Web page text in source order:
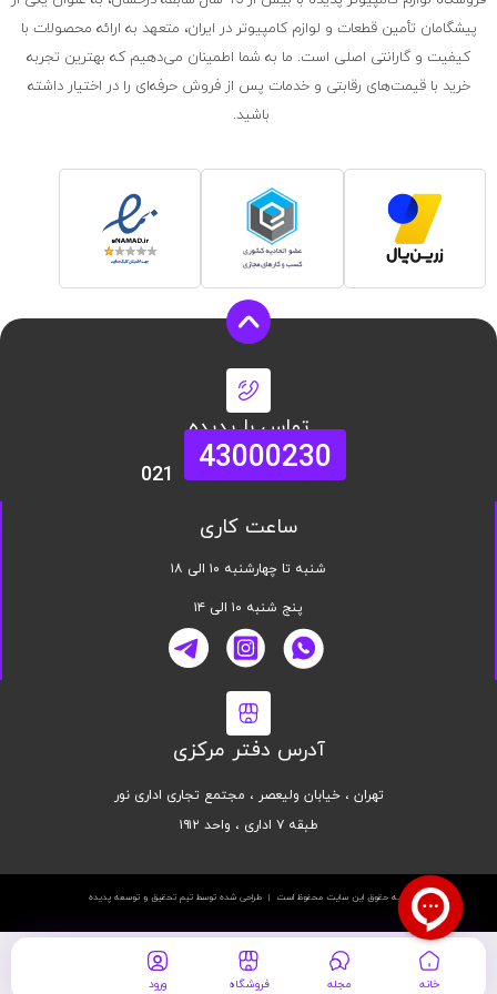
پیشگامان تأمین قطعات و لوازم کامپیوتر در ایران، متعهد به ارائه محصولات با
کیفیت و گارانتی اصلی است. ما به شما اطمینان می‌دهیم که بهترین تجربه
خرید با قیمت‌های رقابتی و خدمات پس از فروش حرفه‌ای را در اختیار داشته
باشید.
تماس با پدیده
43000230
021
ساعت کاری
شنبه تا چهارشنبه ۱۰ الی ۱۸
پنج شنبه ۱۰ الی ۱۴
آدرس دفتر مرکزی
تهران ، خیابان ولیعصر ، مجتمع تجاری اداری نور
طبقه ۷ اداری ، واحد ۱۹۱۲
کلیه حقوق این سایت محفوظ است | طراحی شده توسط تیم تحقیق و توسعه پدیده
خانه مجله فروشگاه ورود